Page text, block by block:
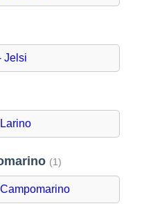
Jelsi
(1)